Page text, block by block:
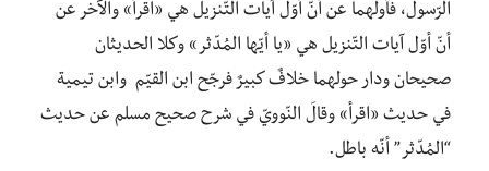
الرّسول، فأولُّهما عن أنّ أوّل آيات التّنزيل هي «اقرأ» والآخر عن
أنّ أوّل آيات التّنزيل هي «يا أيّها المُدّثر» وكلا الحديثان
صحيحان ودار حولهما خلافٌ كبيرٌ فرجّح ابن القيّم وابن تيمية
في حديث «اقرأ» وقالَ النّوويّ في شرح صحيح مسلم عن حديث
“المُدّثر” أنّه باطل.